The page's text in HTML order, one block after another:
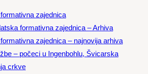
zajednica
formativna zajednica – Arhiva
zajednica – najnovija arhiva
– počeci u Ingenbohlu, Švicarska
crkve